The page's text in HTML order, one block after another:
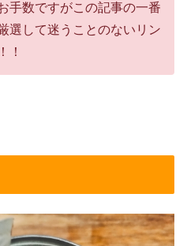
手数ですがこの記事の一番
選して迷うことのないリン
！